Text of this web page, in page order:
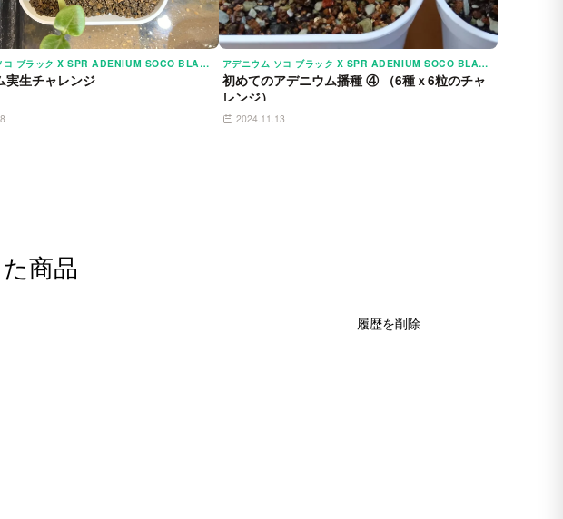
アデニウム ソコ ブラック X SPR ADENIUM SOCO BLACK X SPR
実生チャレンジ
アデニウム ソコ ブラック X SPR ADENIUM SOCO BLACK X SPR
初めてのアデニウム播種 ④ （6種ｘ6粒のチャ
レンジ）
2024.11.13
商品
履歴を削除